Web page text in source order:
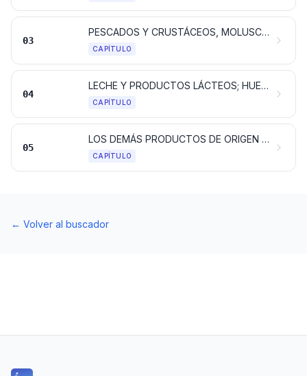
03
PESCADOS Y CRUSTÁCEOS, MOLUSCOS Y DEMÁS INVERTEBRADOS ACUÁTICOS
CAPÍTULO
04
LECHE Y PRODUCTOS LÁCTEOS; HUEVOS DE AVE; MIEL NATURAL; PRODUCTOS COMESTIBLES DE ORIGEN ANIMAL NO EXPRESADOS NI COMPRENDIDOS EN OTRA PARTE
CAPÍTULO
05
LOS DEMÁS PRODUCTOS DE ORIGEN ANIMAL NO EXPRESADOS NI COMPRENDIDOS EN OTRA PARTE
CAPÍTULO
← Volver al buscador